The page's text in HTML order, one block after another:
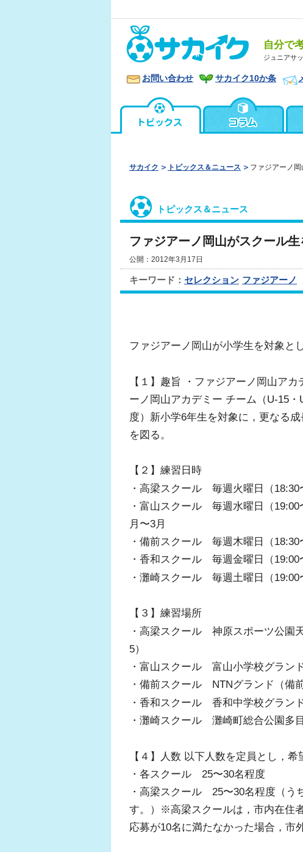
自分で
ジュニアサ
お問い合わせ サカイク10か条
サカイク トピックス＆ニュース ファジアーノ
トピックス＆ニュース
ファジアーノ岡山がスクール
公開：2012年3月17日
キーワード： セレクション ファジアーノ
ファジアーノ岡山が小学生を対象と
【１】趣旨 ・ファジアーノ岡山ア
ーノ岡山アカデミー チーム（U-15
度）新小学6年生を対象に，更なる
を図る。
【２】練習日時
・高梁スクール 毎週火曜日（18:30
・富山スクール 毎週水曜日（19:00
月〜3月
・備前スクール 毎週木曜日（18:30
・香和スクール 毎週金曜日（19:00
・灘崎スクール 毎週土曜日（19:00
【３】練習場所
・高梁スクール 神原スポーツ公園
5）
・富山スクール 富山小学校グラン
・備前スクール NTNグランド（備
・香和スクール 香和中学校グラン
・灘崎スクール 灘崎町総合公園多
【４】人数 以下人数を定員とし，
・各スクール 25〜30名程度
・高梁スクール 25〜30名程度（う
す。）※高梁スクールは，市内在住
応募が10名に満たなかった場合，市